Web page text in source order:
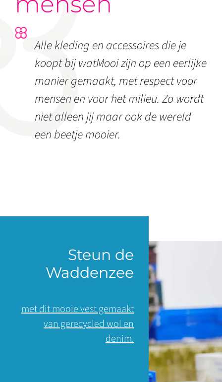
Alle kleding en accessoires die je
koopt bij watMooi zijn op een eerlijke
manier gemaakt, met respect voor
mensen en voor het milieu. Zo wordt
niet alleen jij maar ook de wereld
een beetje mooier.
Steun de
Waddenzee
met dit mooie vest gemaakt
van gerecycled wol en
denim.